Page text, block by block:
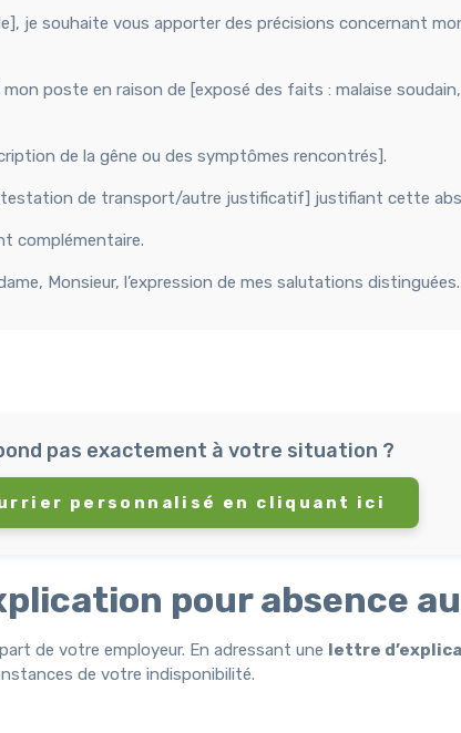
je souhaite vous apporter des précisions concernant
mon poste en raison de [exposé des faits : malaise
de la gêne ou des symptômes rencontrés].
de transport/autre justificatif] justifiant cette
complémentaire.
Monsieur, l’expression de mes salutations distinguées.
pas exactement à votre situation ?
personnalisé en cliquant ici
pour absence
de votre employeur. En adressant une lettre
de votre indisponibilité.